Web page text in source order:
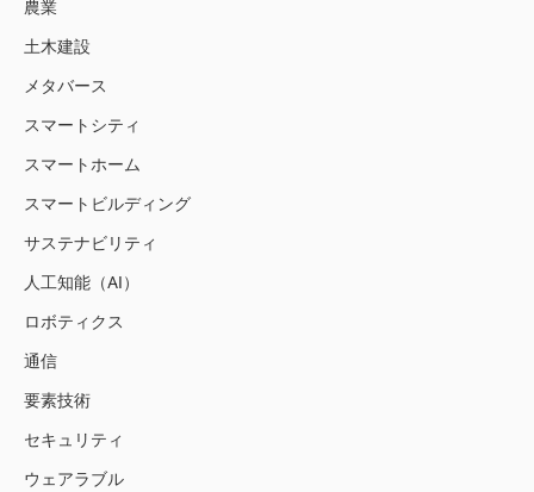
農業
土木建設
メタバース
スマートシティ
スマートホーム
スマートビルディング
サステナビリティ
人工知能（AI）
ロボティクス
通信
要素技術
セキュリティ
ウェアラブル